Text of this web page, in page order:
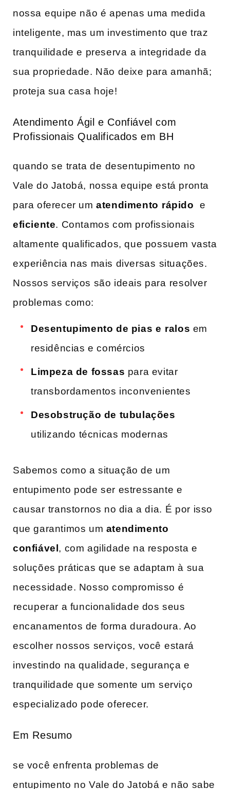
nossa⁢ equipe não é apenas uma medida
inteligente,​ mas um investimento que​ traz ​
tranquilidade e preserva ⁤a integridade da‍
sua propriedade. Não deixe para amanhã;‍
proteja sua ‌casa‍ hoje!
Atendimento Ágil e Confiável com
Profissionais Qualificados em ‌BH
quando se⁤ trata de ⁣desentupimento ​no
Vale do Jatobá, nossa equipe está pronta
para oferecer umatendimento⁢ rápido ​ e
eficiente. Contamos com ‌profissionais
altamente ‌qualificados, que possuem vasta
experiência nas mais diversas ⁤situações.
Nossos serviços são‌ ideais para ⁣resolver
problemas como:
Desentupimento de pias ⁤e⁤ ralos em
residências e ​comércios
Limpeza de fossas para evitar
transbordamentos​ inconvenientes
Desobstrução de tubulações
utilizando técnicas modernas
Sabemos como ‍a situação ​de um
‌entupimento pode ser estressante e
causar⁢ transtornos ​no dia a dia. ⁤É por ‌isso ​
que ‍garantimos um atendimento
confiável , com agilidade na resposta e
soluções práticas que se adaptam à ⁢sua⁣
necessidade. Nosso compromisso ‍é
⁢recuperar a funcionalidade dos‌ seus
encanamentos de forma duradoura. Ao
escolher nossos serviços, você ⁢estará
investindo na qualidade, segurança e
tranquilidade que somente um⁤ serviço
especializado ‌pode oferecer.
Em⁤ Resumo
se você⁣ enfrenta problemas de
entupimento no Vale do Jatobá e não sabe